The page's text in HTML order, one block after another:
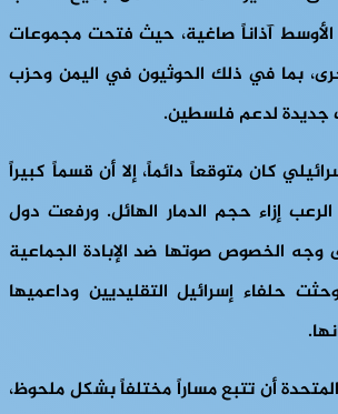
آذاناً صاغية، حيث فتحت مجموعات
بما في ذلك الحوثيون في اليمن وحزب
جديدة لدعم فلسطين.
كان متوقعاً دائماً، إلا أن قسماً كبيراً
إزاء حجم الدمار الهائل. ورفعت دول
وجه الخصوص صوتها ضد الإبادة الجماعية
حلفاء إسرائيل التقليديين وداعميها
المتحدة أن تتبع مساراً مختلفاً بشكل ملحوظ،